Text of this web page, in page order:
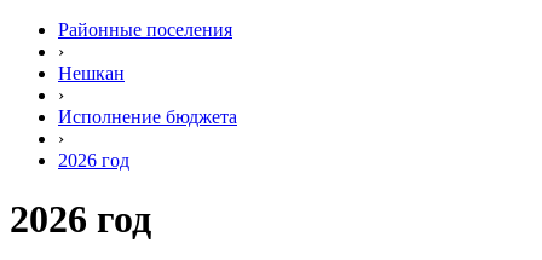
Районные поселения
›
Нешкан
›
Исполнение бюджета
›
2026 год
2026 год